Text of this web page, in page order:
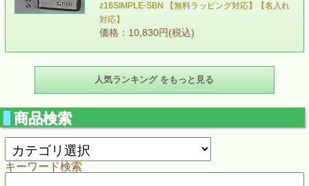
z16SIMPLE-SBN 【無料ラッピング対応】【名入れ
対応】
価格：10,830円(税込)
人気ランキング をもっと見る
商品検索
キーワード検索